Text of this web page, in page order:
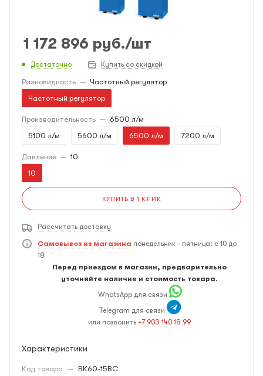
1 172 896 руб./шт
Достаточно Купить со скидкой
Разновидность — Частотный регулятор
Частотный регулятор
Производительность — 6500 л/м
5100 л/м
5600 л/м 6500 л/м 7200 л/м
Давление — 10
10
КУПИТЬ В 1 КЛИК
Рассчитать доставку
Самовывоз из магазина понедельник - пятница: с 10 до
18
Перед приездом в магазин, предварительно
уточняйте наличие и стоимость товара.
WhatsApp для связи
Telegram для связи
или позвонить +7 903 140 18 99
Характеристики
Код товара — ВК60-15ВС